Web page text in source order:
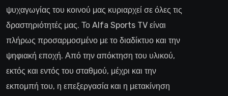
ψυχαγωγίας του κοινού μας κυριαρχεί σε όλες τις
δραστηριότητές μας. Το Alfa Sports TV είναι
πλήρως προσαρμοσμένο με το διαδίκτυο και την
ψηφιακή εποχή. Από την απόκτηση του υλικού,
εκτός και εντός του σταθμού, μέχρι και την
εκπομπή του, η επεξεργασία και η μετακίνηση